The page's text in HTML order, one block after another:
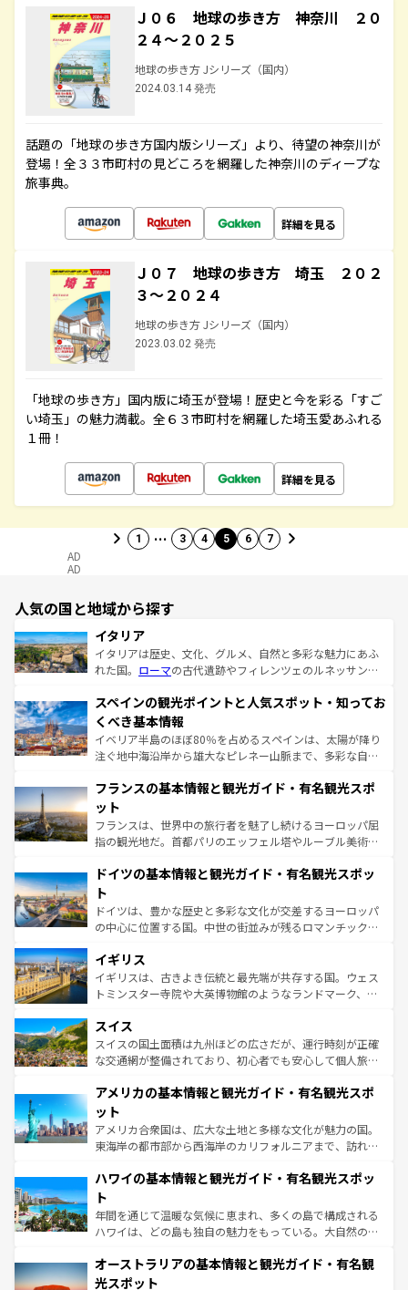
Ｊ０６ 地球の歩き方 神奈川 ２０
２４～２０２５
地球の歩き方 Jシリーズ（国内）
2024.03.14 発売
話題の「地球の歩き方国内版シリーズ」より、待望の神奈川が
登場！全３３市町村の見どころを網羅した神奈川のディープな
旅事典。
詳細を見る
Ｊ０７ 地球の歩き方 埼玉 ２０２
３～２０２４
地球の歩き方 Jシリーズ（国内）
2023.03.02 発売
「地球の歩き方」国内版に埼玉が登場！歴史と今を彩る「すご
い埼玉」の魅力満載。全６３市町村を網羅した埼玉愛あふれる
１冊！
詳細を見る
1 … 3 4 5 6 7
AD
AD
人気の国と地域から探す
イタリア
イタリアは歴史、文化、グルメ、自然と多彩な魅力にあふ
れた国。 ローマの古代遺跡やフィレンツェのルネッサンス
ろん、トスカーナの美しい田園風景やアマルフィ海岸の絶
景など、自然景観も見逃せない。観光の合間には、本場の
ピザやパスタなど、絶品のイタリア料理を堪能することも
できる。朝目覚めてから夜眠るまで、すべての瞬間を楽し
なお、新着のイタリア情報はコンテンツ一覧を参照してほ
しい。
スペインの観光ポイントと人気スポット・知ってお
くべき基本情報
イベリア半島のほぼ80％を占めるスペインは、太陽が降り
注ぐ地中海沿岸から雄大なピレネー山脈まで、多彩な自然
文化が根付くこの国では、情熱的なフラメンコ、熱気あふ
れる闘牛、そして美味しいタパスが生活の一部となってい
る。首都マドリードの洗練された雰囲気や、バルセロナの
アートに溢れた街角から、地方では古代ローマ遺跡や中世
せる。地方によって風土や気候が異なるスペインはその個
ンテンツ一覧 を参照してほしい。
フランスの基本情報と観光ガイド・有名観光スポ
ット
フランスは、世界中の旅行者を魅了し続けるヨーロッパ屈
指の観光地だ。首都パリのエッフェル塔やルーブル美術館
で、幅広い魅力が詰まっている。華麗な宮殿、歴史的な大
聖堂、美しいビーチ、そして豊かな自然が、訪れる者を心
から魅了する。また、フランスは美食の国としても知ら
れ、フランス料理はユネスコ無形文化遺産にも登録されて
香り高いラベンダー畑など、多彩な楽しみ方が可能だ。さ
らに、パリ以外の地域にも魅力が溢れており、どの街角に
も豊かな歴史と文化が息づいている。パリ以外の個性あふ
を参照してほしい。
ドイツの基本情報と観光ガイド・有名観光スポッ
ト
ドイツは、豊かな歴史と多彩な文化が交差するヨーロッパ
の中心に位置する国。中世の街並みが残るロマンチック街
顔を持つこの国は、どこを歩いても飽きることがない。ベ
ルリンの文化的活気、バイエルン州のアルプスの絶景、そ
してライン川沿いのワイン畑といった風景は必見。ビール
は、お酒好きな人にはぜひ体験してほしい。 なお、新着の
ドイツ情報はコンテンツ一覧を参照してほしい。
イギリス
イギリスは、古きよき伝統と最先端が共存する国。ウェス
トミンスター寺院や大英博物館のようなランドマーク、歴
リアごとに異なる魅力がある。また、優雅なアフタヌーン
ティー、ビール好きにはたまらない英国パブ、サッカー観
戦など、本場だからこそできる体験も豊富。イギリスを旅
ンツ一覧を参照してほしい。
スイス
スイスの国土面積は九州ほどの広さだが、運行時刻が正確
な交通網が整備されており、初心者でも安心して個人旅行
の建物がそのまま残る町や、スイスならではのユニークな
博物館もあり、アルプス観光だけでなく町歩きも満喫する
ことができる。国民の所得が高いため物価も高いが、旅行
者向けの交通パス提供のサービスもあり、うまく活用すれ
着のスイス情報はコンテンツ一覧を参照してほしい。
アメリカの基本情報と観光ガイド・有名観光スポ
ット
アメリカ合衆国は、広大な土地と多様な文化が魅力の国。
東海岸の都市部から西海岸のカリフォルニアまで、訪れる
のような巨大都市は、観光、ショッピング、エンターテイ
ンメントが詰まった刺激的なスポットだ。一方、アメリカ
西部には大自然が広がり、グランドキャニオンやイエロー
ストーン国立公園といった絶景が堪能できる。さらに、南
文化が魅力。旅行者はアメリカの各地域で異なる魅力を楽
しみながら、その多様性と豊かな歴史を感じることができ
ハワイの基本情報と観光ガイド・有名観光スポッ
ト
年間を通じて温暖な気候に恵まれ、多くの島で構成される
ハワイは、どの島も独自の魅力をもっている。大自然の神
ワイ島は見逃せない。また、定番の観光地といえばオアフ
島だが、静かな自然を求めるならマウイ島やカウアイ島が
オーストラリアの基本情報と観光ガイド・有名観
光スポット